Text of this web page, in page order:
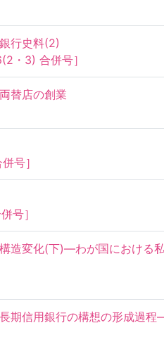
行史料(2)
・3) 合併号］
替店の創業
号］
号］
造変化(下)—わが国における
期信用銀行の構想の形成過